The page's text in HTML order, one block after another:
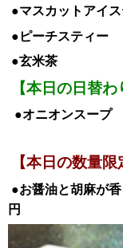
●マスカットアイ
●ピーチスティー
●玄米茶
【本日の日替わ
●オニオンスープ
【本日の数量
●お醤油と胡麻が
円